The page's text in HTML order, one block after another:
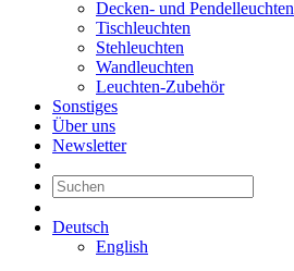
Decken- und Pendelleuchten
Tischleuchten
Stehleuchten
Wandleuchten
Leuchten-Zubehör
Sonstiges
Über uns
Newsletter
Deutsch
English